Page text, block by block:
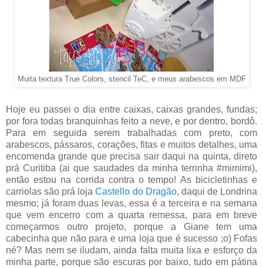
Muita textura True Colors, stencil TeC, e meus arabescos em MDF
Hoje eu passei o dia entre caixas, caixas grandes, fundas;
por fora todas branquinhas feito a neve, e por dentro, bordô.
Para em seguida serem trabalhadas com preto, com
arabescos, pássaros, corações, fitas e muitos detalhes, uma
encomenda grande que precisa sair daqui na quinta, direto
prá Curitiba (ai que saudades da minha terrinha #mimimi),
então estou na corrida contra o tempo! As bicicletinhas e
carriolas são prá lojaCastello do Dragão, daqui de Londrina
mesmo; já foram duas levas, essa é a terceira e na semana
que vem encerro com a quarta remessa, para em breve
começarmos outro projeto, porque a Giane tem uma
cabecinha que não para e uma loja que é sucesso ;o) Fofas
né? Mas nem se iludam, ainda falta muita lixa e esforço da
minha parte, porque são escuras por baixo, tudo em pátina